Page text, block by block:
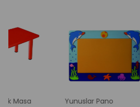
Yunuslar Pano